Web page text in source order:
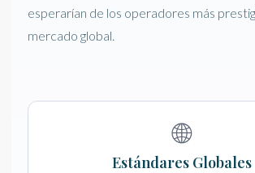
esperarían de los operadores más
mercado global.
🌐
Estándares Globales